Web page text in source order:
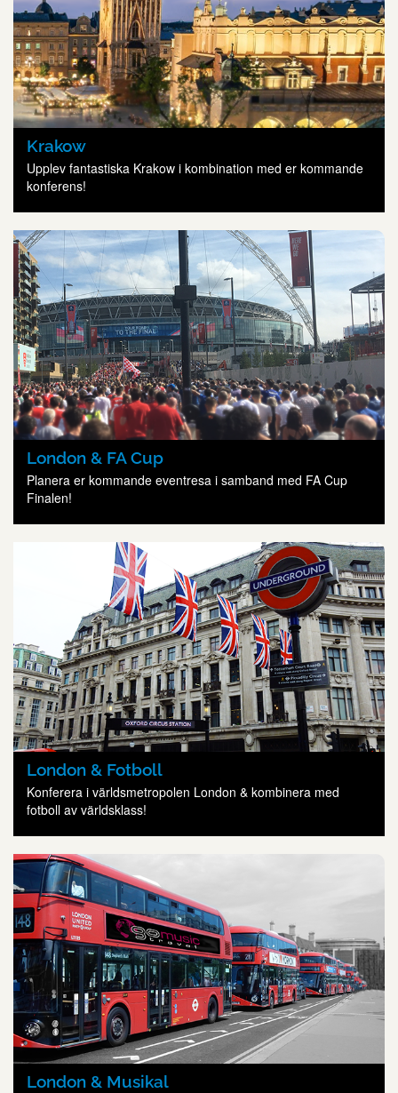
Krakow
Upplev fantastiska Krakow i kombination med er kommande
konferens!
London & FA Cup
Planera er kommande eventresa i samband med FA Cup
Finalen!
London & Fotboll
Konferera i världsmetropolen London & kombinera med
fotboll av världsklass!
London & Musikal